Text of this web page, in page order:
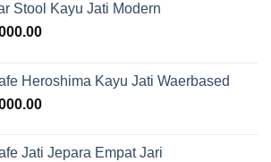
Stool Kayu Jati Modern
Heroshima Kayu Jati Waerbased
Jati Jepara Empat Jari